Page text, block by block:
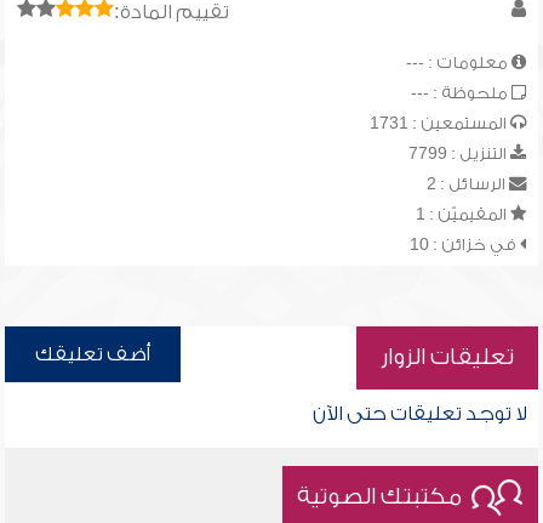
تقييم المادة:
معلومات : ---
ملحوظة : ---
المستمعين : 1731
التنزيل : 7799
الرسائل : 2
المقيميّن : 1
في خزائن : 10
تعليقات الزوار أضف تعليقك
لا توجد تعليقات حتى الآن
مكتبتك الصوتية